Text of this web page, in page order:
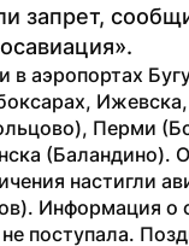
запрет,
в аэропортах
Ижевска,
Перми
(Баландино).
настигли
Информация о